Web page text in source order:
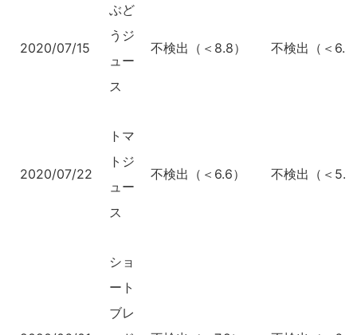
2020/07/15
ぶど
うジ
ュー
ス
不検出（＜8.8） 不検出（＜6.7
2020/07/22
トマ
トジ
ュー
ス
不検出（＜6.6） 不検出（＜5.0
ショ
ート
ブレ